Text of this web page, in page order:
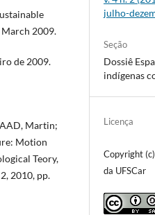
2009.
de 2009.
Martin;
Motion
Teory,
2010, pp.
julho-
Seção
Dossiê
indígenas
Licença
Copyright
da UFSCar